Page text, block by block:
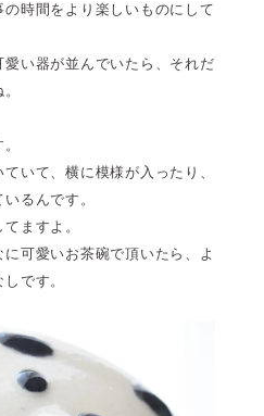
時間をより楽しいものにして
い器が並んでいたら、それだ
いて、横に模様が入ったり、
るんです。
ますよ。
可愛いお茶碗で頂いたら、よ
です。